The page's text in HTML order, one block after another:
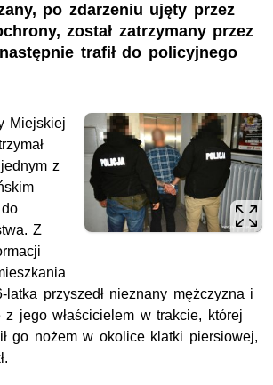
po zdarzeniu ujęty przez
został zatrzymany przez
trafił do policyjnego
Miejskiej
z
Z
latka przyszedł nieznany mężczyzna i
z jego właścicielem w trakcie, której
go nożem w okolice klatki piersiowej,